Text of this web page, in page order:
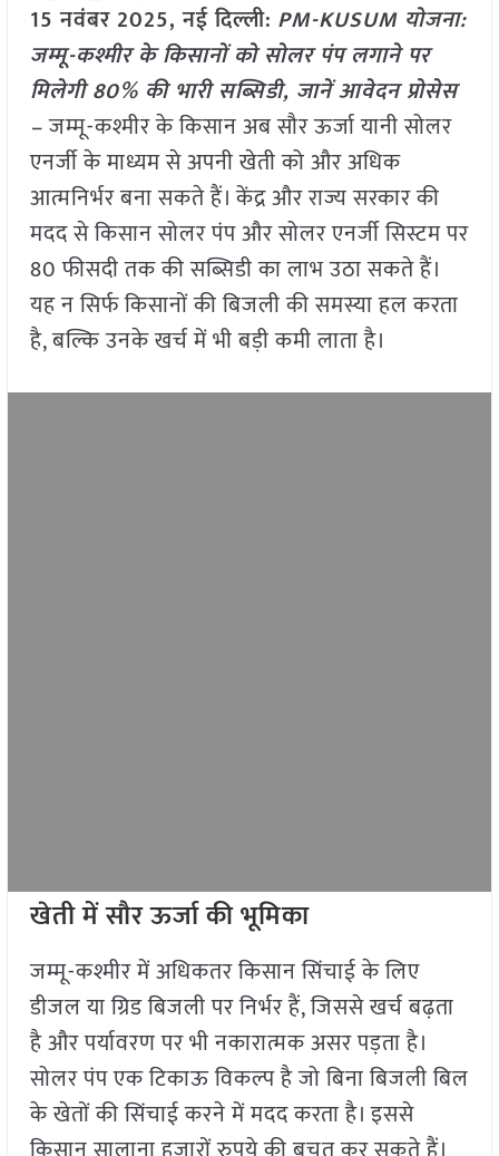
15 नवंबर 2025, नई दिल्ली: PM-KUSUM योजना:
जम्मू-कश्मीर के किसानों को सोलर पंप लगाने पर
मिलेगी 80% की भारी सब्सिडी, जानें आवेदन प्रोसेस
–जम्मू-कश्मीर के किसान अब सौर ऊर्जा यानी सोलर
एनर्जी के माध्यम से अपनी खेती को और अधिक
आत्मनिर्भर बना सकते हैं। केंद्र और राज्य सरकार की
मदद से किसान सोलर पंप और सोलर एनर्जी सिस्टम पर
80 फीसदी तक की सब्सिडी का लाभ उठा सकते हैं।
यह न सिर्फ किसानों की बिजली की समस्या हल करता
है, बल्कि उनके खर्च में भी बड़ी कमी लाता है।
खेती में सौर ऊर्जा की भूमिका
जम्मू-कश्मीर में अधिकतर किसान सिंचाई के लिए
डीजल या ग्रिड बिजली पर निर्भर हैं, जिससे खर्च बढ़ता
है और पर्यावरण पर भी नकारात्मक असर पड़ता है।
सोलर पंप एक टिकाऊ विकल्प है जो बिना बिजली बिल
के खेतों की सिंचाई करने में मदद करता है। इससे